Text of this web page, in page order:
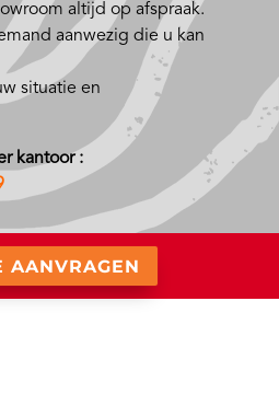
altijd op afspraak.
aanwezig die u kan
situatie en
kantoor :
AANVRAGEN